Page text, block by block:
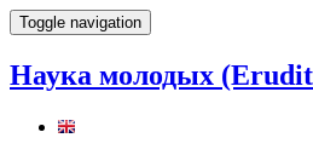
Toggle navigation
Наука молодых